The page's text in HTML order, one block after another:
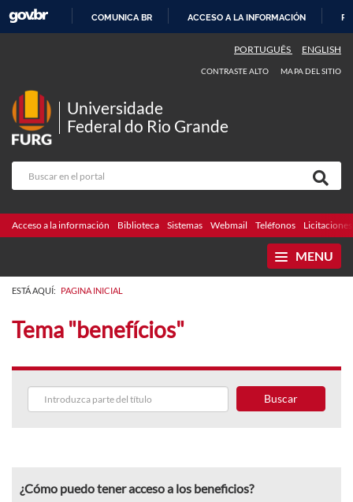
CONTENIDO
COMUNICA BR ACCESO A LA INFORMACIÓN
PORTUGUÊS ENGLISH
CONTRASTE ALTO MAPA DEL SITIO
Universidade
Federal do Rio Grande
Acceso a la información Biblioteca Sistemas Webmail Teléfonos Licitaciones
MENU
ESTÁ AQUÍ: PAGINA INICIAL
Tema "benefícios"
Buscar
¿Cómo puedo tener acceso a los beneficios?